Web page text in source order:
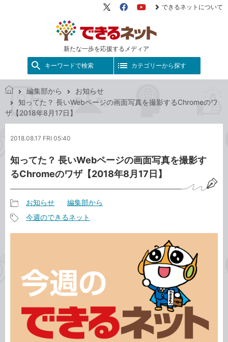
新たな一歩を応援するメディア
X（旧
FacebookYouTube
できるネットについて
キーワードで検索 カテゴリーから探す
で
き
ッ
編集部から
お知らせ
知ってた？ 長いWebページの画面写真を撮影するChromeのワ
ザ【2018年8月17日】
2018.08.17 FRI 05:40
知ってた？ 長いWebページの画面写真を撮影す
るChromeのワザ【2018年8月17日】
事
カ
リ
お知らせ 編集部から
今週のできるネット